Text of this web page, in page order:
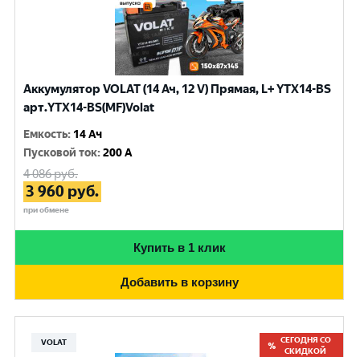
Аккумулятор VOLAT (14 Ач, 12 V) Прямая, L+ YTX14-BS
арт.YTX14-BS(MF)Volat
Емкость: 14 Ач
Пусковой ток:200 A
4 086руб.
3 960 руб.
при обмене
Купить в 1 клик
Добавить в корзину
VOLAT
СЕГОДНЯ СО
СКИДКОЙ